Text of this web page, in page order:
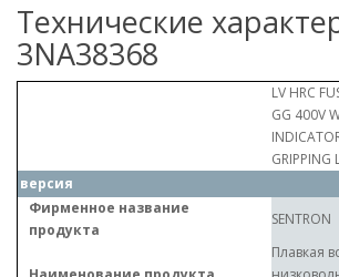
Технические
3NA38368
LV HRC
GG 400V
GRIPPING
версия
Фирменное название
продукта
SENTRON
Плавкая